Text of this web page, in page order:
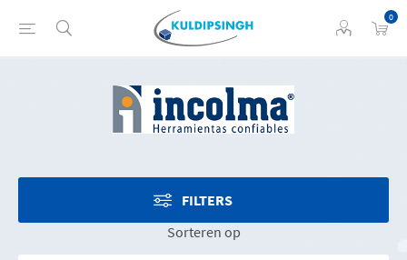
0
FILTERS
Sorteren op